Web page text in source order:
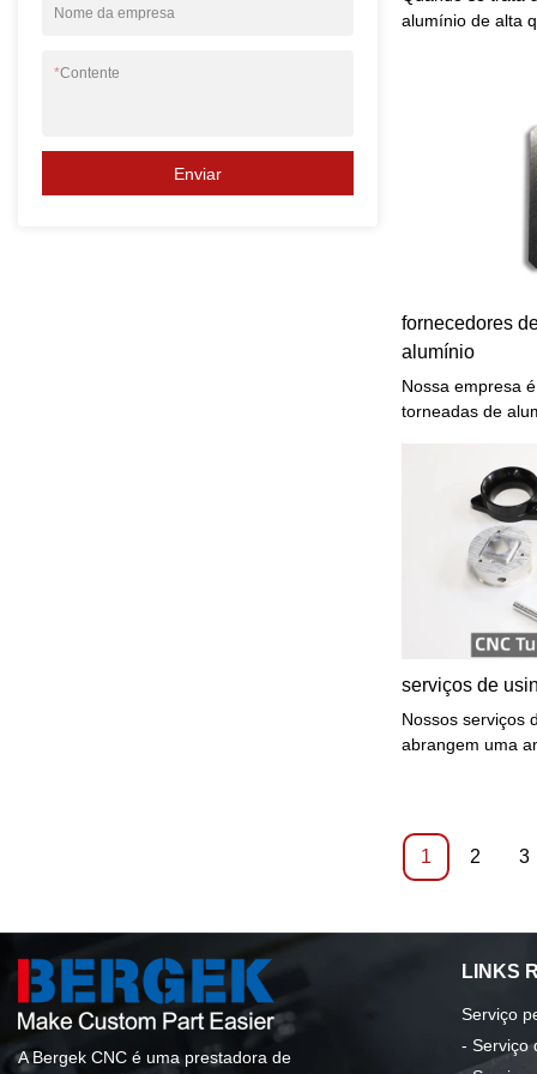
Nome da empresa
*Contente
Enviar
alumínio de alta
fábrica
fornecedores
alumínio
Nossa empresa
torneadas de
setores. Nossa
entrega de
engenharia de
preferencial
componentes
serviços de
Nossos serviços
abrangem uma
produção, temos
para fornecer
1 2 3
A Bergek CNC é uma prestadora de
LINKS
Serviço
- Serviço